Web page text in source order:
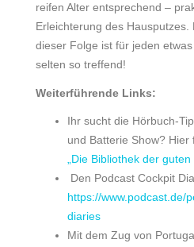
reifen Alter entsprechend –
Erleichterung des Hausputzes.
dieser Folge ist für jeden
selten so treffend!
Weiterführende Links:
Ihr sucht die Hörbuch-
und Batterie Show? Hier
„Die Bibliothek der guten
Den Podcast Cockpit
https://www.podcast.de/
diaries
Mit dem Zug von